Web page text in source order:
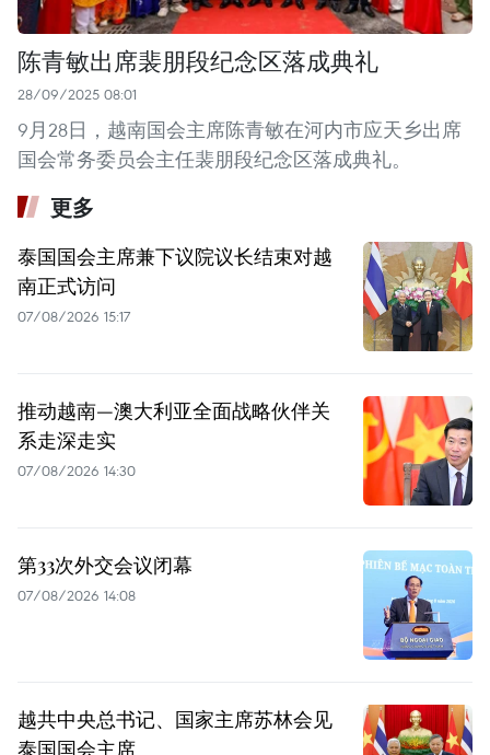
陈青敏出席裴朋段纪念区落成典礼
28/09/2025 08:01
9月28日，越南国会主席陈青敏在河内市应天乡出席
国会常务委员会主任裴朋段纪念区落成典礼。
更多
泰国国会主席兼下议院议长结束对越
南正式访问
07/08/2026 15:17
推动越南—澳大利亚全面战略伙伴关
系走深走实
07/08/2026 14:30
第33次外交会议闭幕
07/08/2026 14:08
越共中央总书记、国家主席苏林会见
泰国国会主席